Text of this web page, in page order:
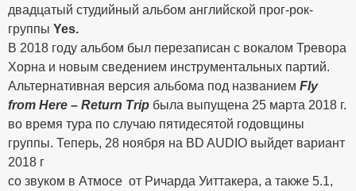
двадцатый студийный альбом английской прог-рок-
группы Yes.
В 2018 году альбом был перезаписан с вокалом Тревора
Хорна и новым сведением инструментальных партий.
Альтернативная версия альбома под названием Fly
from Here – Return Trip была выпущена 25 марта 2018 г.
во время тура по случаю пятидесятой годовщины
группы. Теперь, 28 ноября на BD AUDIO выйдет вариант
2018 г
со звуком в Атмосе от Ричарда Уиттакера, а также 5.1,